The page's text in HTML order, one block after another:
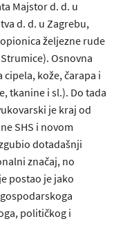
Majstor d. d. u
d. d. u Zagrebu,
željezne rude
Osnovna
kože, čarapa i
tkanine i sl.). Do tada
je kraj od
SHS i novom
dotadašnji
značaj, no
postao je jako
političkog i